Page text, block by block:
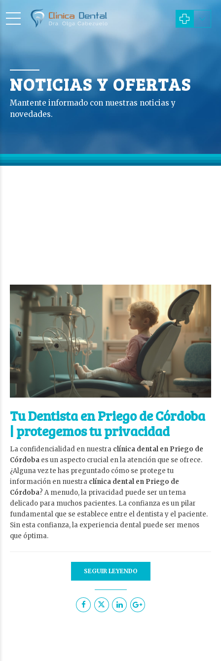
NOTICIAS Y OFERTAS
Mantente informado con nuestras noticias y
novedades.
Tu Dentista en Priego de Córdoba
| protegemos tu privacidad
La confidencialidad en nuestra clínica dental en Priego de
Córdoba es un aspecto crucial en la atención que se ofrece.
¿Alguna vez te has preguntado cómo se protege tu
información en nuestra clínica dental en Priego de
Córdoba? A menudo, la privacidad puede ser un tema
delicado para muchos pacientes. La confianza es un pilar
fundamental que se establece entre el dentista y el paciente.
Sin esta confianza, la experiencia dental puede ser menos
que óptima.
SEGUIR LEYENDO